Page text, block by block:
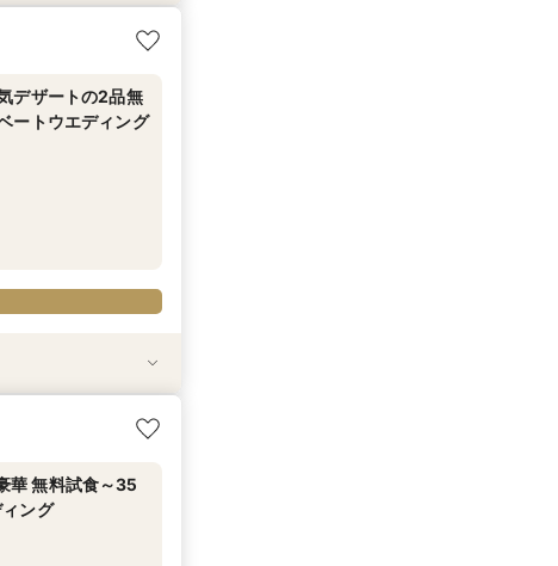
」挙式×5つ星ホテ
華 無料試食～35
デザートの2品無
ートウエディング
ダンホテルで和も
華 無料試食～35
ング